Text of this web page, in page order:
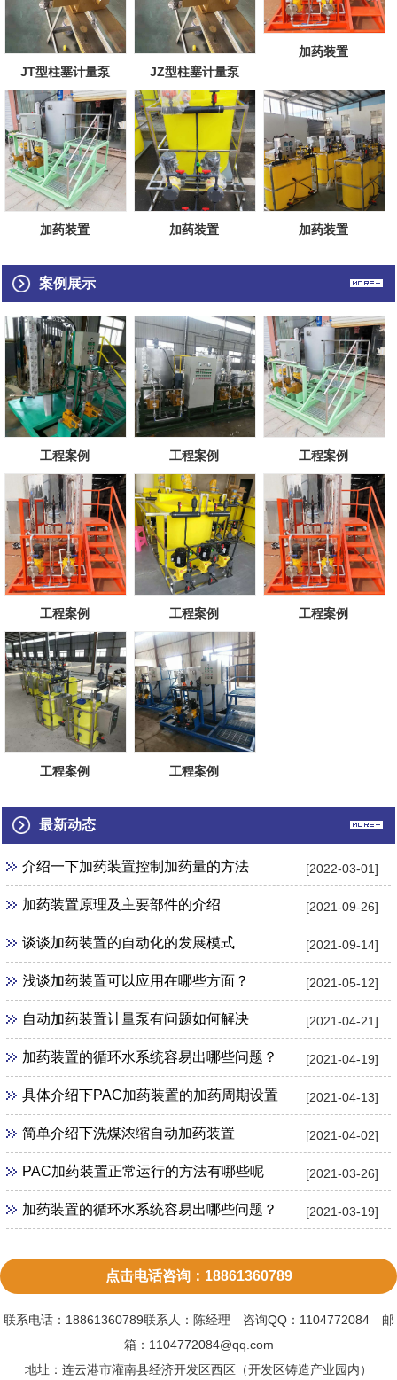
JT型柱塞计量泵 JZ型柱塞计量泵
加药装置
加药装置 加药装置 加药装置
案例展示
工程案例 工程案例 工程案例
工程案例 工程案例 工程案例
工程案例 工程案例
最新动态
[2022-03-01]
介绍一下加药装置控制加药量的方法
[2021-09-26]
加药装置原理及主要部件的介绍
[2021-09-14]
谈谈加药装置的自动化的发展模式
[2021-05-12]
浅谈加药装置可以应用在哪些方面？
[2021-04-21]
自动加药装置计量泵有问题如何解决
[2021-04-19]
加药装置的循环水系统容易出哪些问题？
[2021-04-13]
具体介绍下PAC加药装置的加药周期设置
[2021-04-02]
简单介绍下洗煤浓缩自动加药装置
[2021-03-26]
PAC加药装置正常运行的方法有哪些呢
[2021-03-19]
加药装置的循环水系统容易出哪些问题？
点击电话咨询：18861360789
联系电话：18861360789联系人：陈经理 咨询QQ：1104772084 邮
箱：1104772084@qq.com
地址：连云港市灌南县经济开发区西区（开发区铸造产业园内）